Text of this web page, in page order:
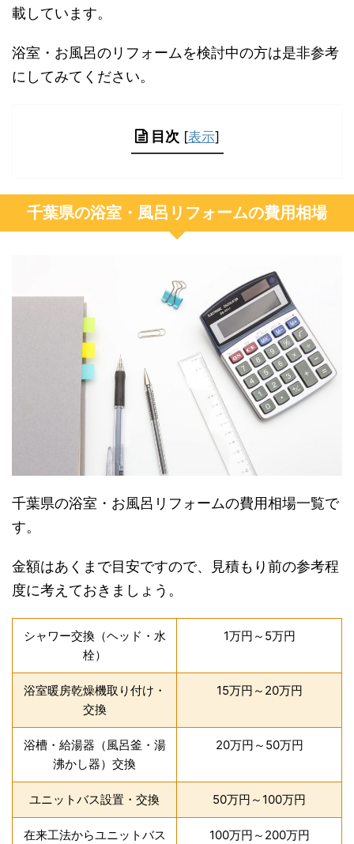
載しています。
浴室・お風呂のリフォームを検討中の方は是非参考
にしてみてください。
目次 [表示]
千葉県の浴室・風呂リフォームの費用相場
千葉県の浴室・お風呂リフォームの費用相場一覧で
す。
金額はあくまで目安ですので、見積もり前の参考程
度に考えておきましょう。
シャワー交換（ヘッド・水
栓）
1万円～5万円
浴室暖房乾燥機取り付け・
交換
15万円～20万円
浴槽・給湯器（風呂釜・湯
沸かし器）交換
20万円～50万円
ユニットバス設置・交換 50万円～100万円
在来工法からユニットバス
100万円～200万円